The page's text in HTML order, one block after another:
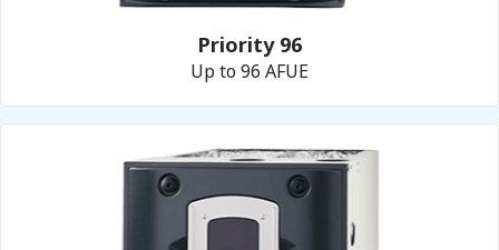
Priority 96
Up to 96 AFUE